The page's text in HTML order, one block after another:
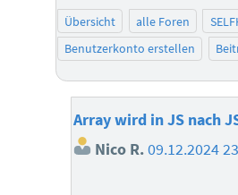
Übersicht alle Foren
Benutzerkonto erstellen
Array wird in JS nach
Nico R.09.12.2024